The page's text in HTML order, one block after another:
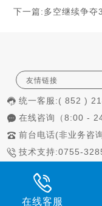
下一篇:多空继续争夺
友情链接
统一客服:( 852 )
在线咨询（8:00 -
前台电话(非业务咨
技术支持:0755-
本站已支持IPV6访问
CopyRight @ 2020-
在线客服